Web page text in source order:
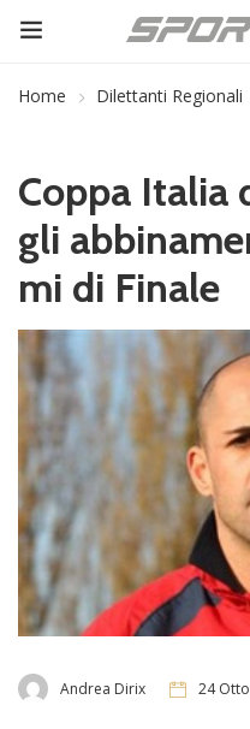
Home Dilettanti Regionali
Coppa Italia
gli
mi di Finale
Andrea Dirix 24